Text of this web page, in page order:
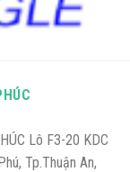
Lô F3-20 KDC
Tp.Thuận An,